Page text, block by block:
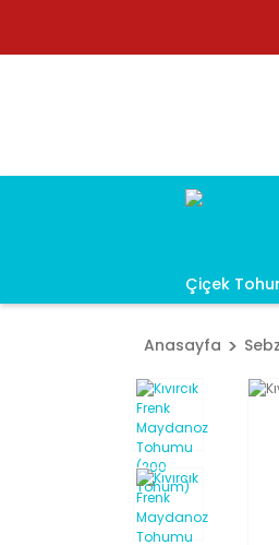
Çiçek
Anasayfa